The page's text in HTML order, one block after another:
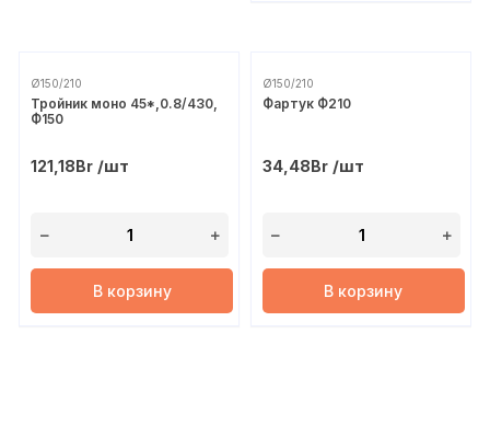
Ø150/210
Тройник моно 45*,0.8/430,
Ф150
121,18Br /шт
В корзину
Ø150/210
Фартук Ф210
34,48Br/шт
В корзину